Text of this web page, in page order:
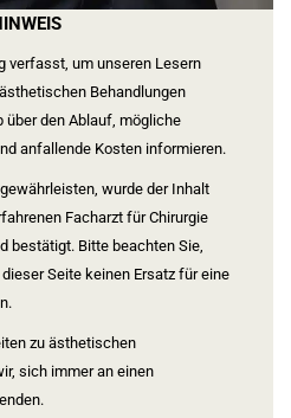
verfasst, um unseren Lesern
Behandlungen
über den Ablauf, mögliche
anfallende Kosten informieren.
wurde der Inhalt
Facharzt für Chirurgie
bestätigt. Bitte beachten Sie,
Seite keinen Ersatz für eine
zu ästhetischen
sich immer an einen